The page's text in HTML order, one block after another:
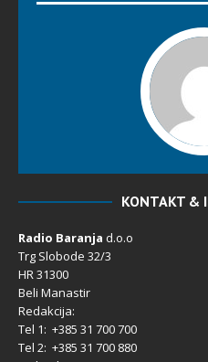
KONTAKT &
Radio Baranja d.o.o
Trg Slobode 32/3
HR 31300
Beli Manastir
Redakcija:
Tel 1: +385 31 700 700
Tel 2: +385 31 700 880